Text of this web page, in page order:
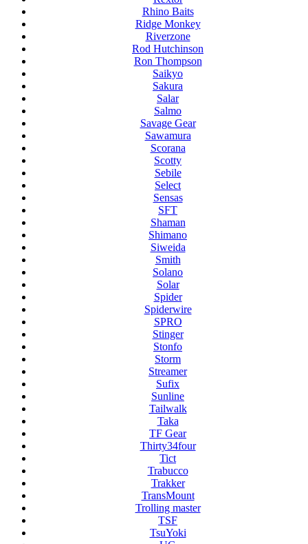
Rhino Baits
Ridge Monkey
Riverzone
Rod Hutchinson
Ron Thompson
Saikyo
Sakura
Salar
Salmo
Savage Gear
Sawamura
Scorana
Scotty
Sebile
Select
Sensas
SFT
Shaman
Shimano
Siweida
Smith
Solano
Solar
Spider
Spiderwire
SPRO
Stinger
Stonfo
Storm
Streamer
Sufix
Sunline
Tailwalk
Taka
TF Gear
Thirty34four
Tict
Trabucco
Trakker
TransMount
Trolling master
TSF
TsuYoki